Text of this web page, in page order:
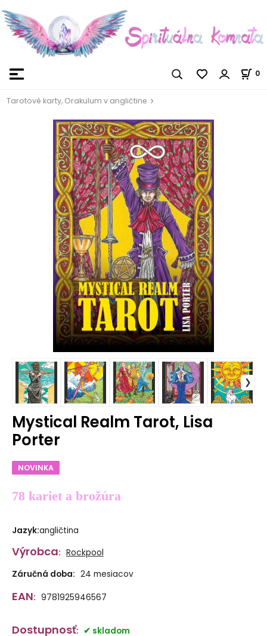
0
Tarotové karty, Orakulum v angličtine
Mystical Realm Tarot, Lisa
Porter
NOVINKA
78 kariet a brožúra
Jazyk:angličtina
Výrobca: Rockpool
Záručná doba: 24 mesiacov
EAN: 9781925946567
Dostupnosť: skladom